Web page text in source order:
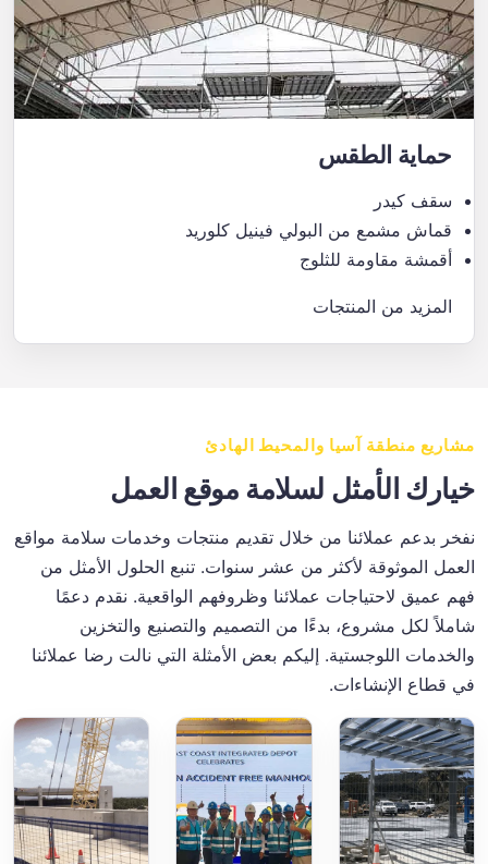
حماية الطقس
سقف كيدر
قماش مشمع من البولي فينيل كلوريد
أقمشة مقاومة للثلوج
المزيد من المنتجات
مشاريع منطقة آسيا والمحيط الهادئ
خيارك الأمثل لسلامة موقع العمل
نفخر بدعم عملائنا من خلال تقديم منتجات وخدمات سلامة مواقع
العمل الموثوقة لأكثر من عشر سنوات. تنبع الحلول الأمثل من
فهم عميق لاحتياجات عملائنا وظروفهم الواقعية. نقدم دعمًا
شاملاً لكل مشروع، بدءًا من التصميم والتصنيع والتخزين
والخدمات اللوجستية. إليكم بعض الأمثلة التي نالت رضا عملائنا
في قطاع الإنشاءات.